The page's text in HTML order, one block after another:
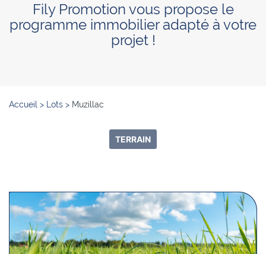
Fily Promotion vous propose le
programme immobilier adapté à votre
projet !
Accueil > Lots > Muzillac
TERRAIN